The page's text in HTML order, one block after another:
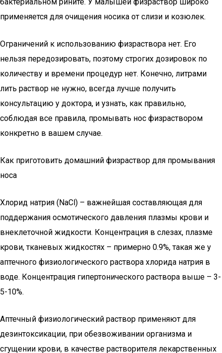
применяется для очищения носика от слизи и козюлек.
Ограничений к использованию физраствора нет. Его
нельзя передозировать, поэтому строгих дозировок по
количеству и времени процедур нет. Конечно, литрами
лить раствор не нужно, всегда лучше получить
консультацию у доктора, и узнать, как правильно,
соблюдая все правила, промывать нос физраствором
конкретно в вашем случае.
Как приготовить домашний физраствор для промывания
носа
Хлорид натрия (NaCl) – важнейшая составляющая для
поддержания осмотического давления плазмы крови и
внеклеточной жидкости. Концентрация в слезах, плазме
крови, тканевых жидкостях – примерно 0.9%, такая же у
аптечного физиологического раствора хлорида натрия в
воде. Концентрация гипертонического раствора выше – 3-
5-10%.
Аптечный физиологический раствор применяют для
дезинтоксикации, при обезвоживании организма и
сгущении крови, в качестве растворителя лекарственных